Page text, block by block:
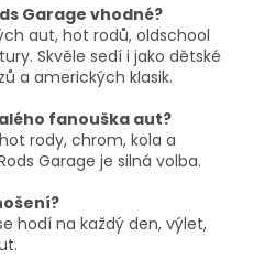
Garage vhodné?
aut, hot rodů, oldschool
Skvěle sedí i jako dětské
a amerických klasik.
fanouška aut?
rody, chrom, kola a
Garage je silná volba.
hodí na každý den, výlet,